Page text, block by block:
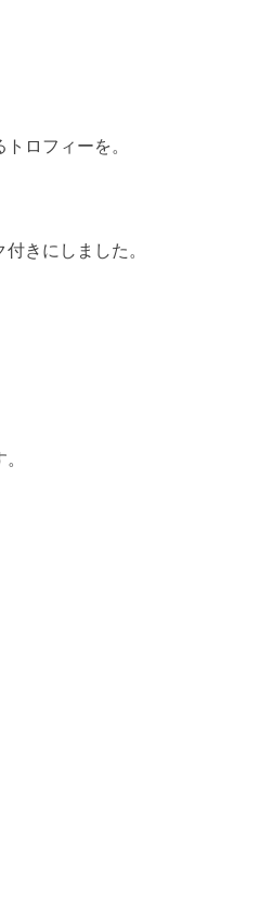
ロフィーを。
きにしました。